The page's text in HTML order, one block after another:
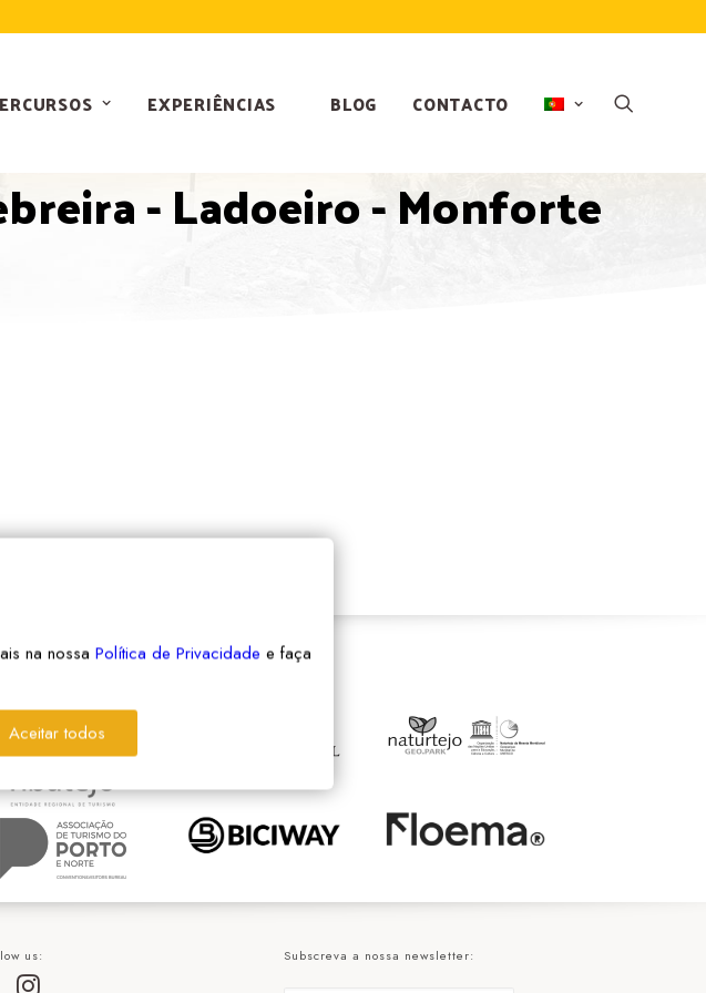
EXPERIÊNCIAS BLOG CONTACTO
- Ladoeiro - Monforte
us: Subscreva a nossa newsletter:
na nossa Política de Privacidade e faça
Aceitar todos